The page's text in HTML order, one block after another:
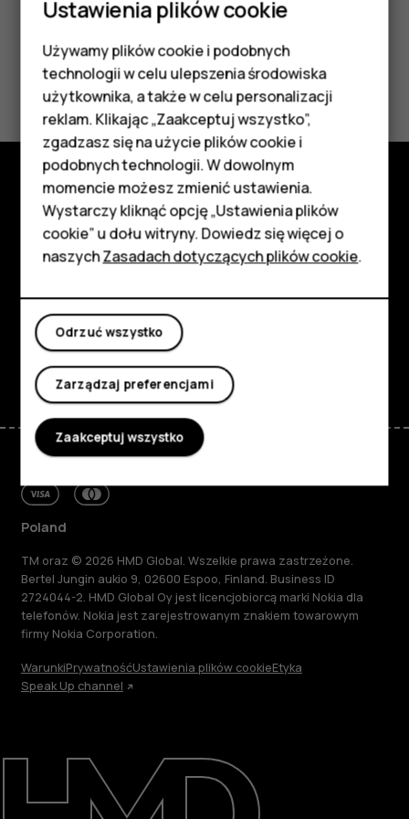
Smartfony
Telefony z funkcjami
podstawowymi
Akcesoria
HMD Terra M
Tablety
Moje konto
Naprawa i recykling
Zrównoważony rozwój
Wsparcie
Czy te informacje były pomocne?
Tak Nie
Poznaj
Informacje
Wsparcie
FacebookInstagram
TiktokYoutube
Poland
TM oraz © 2026 HMD Global. Wszelkie prawa zastrzeżone.
Bertel Jungin aukio 9, 02600 Espoo, Finland. Business ID
2724044-2. HMD Global Oy jest licencjobiorcą marki Nokia dla
telefonów. Nokia jest zarejestrowanym znakiem towarowym
firmy Nokia Corporation.
WarunkiPrywatnośćUstawienia plików cookieEtyka
Speak Up channel
Ustawienia plików cookie
Używamy plików cookie i podobnych
technologii w celu ulepszenia środowiska
użytkownika, a także w celu personalizacji
reklam. Klikając „Zaakceptuj wszystko”,
zgadzasz się na użycie plików cookie i
podobnych technologii. W dowolnym
momencie możesz zmienić ustawienia.
Wystarczy kliknąć opcję „Ustawienia plików
cookie” u dołu witryny. Dowiedz się więcej o
naszychZasadach dotyczących plików cookie.
Odrzuć wszystko
Zarządzaj preferencjami
Zaakceptuj wszystko